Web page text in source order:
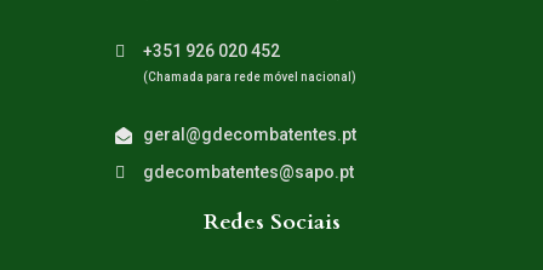
+351 926 020 452
(Chamada para rede móvel nacional)
geral@gdecombatentes.pt
gdecombatentes@sapo.pt
Redes Sociais